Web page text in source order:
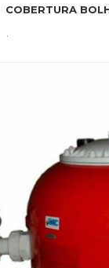
COBERTURA